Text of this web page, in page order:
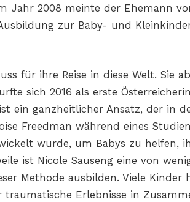
Jahr 2008 meinte der Ehemann
zur Baby- und
für ihre Reise in diese Welt. Sie
sich 2016 als erste
ein ganzheitlicher Ansatz, der in
Freedman während eines
wurde, um Babys zu helfen,
ist Nicole Sauseng eine von
Methode ausbilden. Viele Kinder
Erlebnisse in